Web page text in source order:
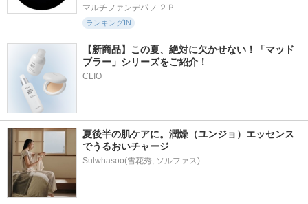
マルチファンデパフ ２Ｐ
ランキングIN
【新商品】この夏、絶対に欠かせない！「マッド
ブラー」シリーズをご紹介！
CLIO
夏後半の肌ケアに。潤燥（ユンジョ）エッセンス
でうるおいチャージ
Sulwhasoo(雪花秀, ソルファス)